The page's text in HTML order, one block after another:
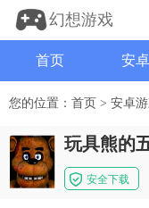
幻想游戏
首页 安
您的位置： 首页 > 安卓
玩具熊的
安全下载